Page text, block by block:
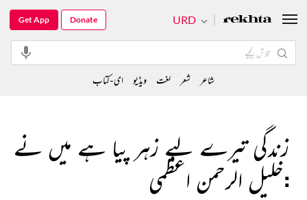
زندگی تیرے لیے زہر پیا ہے میں نے
:خلیل الرحمن اعظمی
URD
Get App Donate
شاعر شعر لغت ویڈیو ای-کتاب